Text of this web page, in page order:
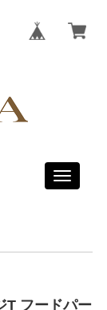
Toggle
T フードパー